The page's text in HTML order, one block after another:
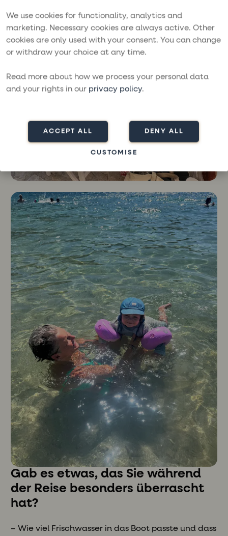
We use cookies for functionality, analytics and
marketing. Necessary cookies are always active. Other
cookies are only used with your consent. You can change
or withdraw your choice at any time.
Read more about how we process your personal data
and your rights in our privacy policy.
ACCEPT ALL DENY ALL
CUSTOMISE
Gab es etwas, das Sie während
der Reise besonders überrascht
hat?
– Wie viel Frischwasser in das Boot passte und dass